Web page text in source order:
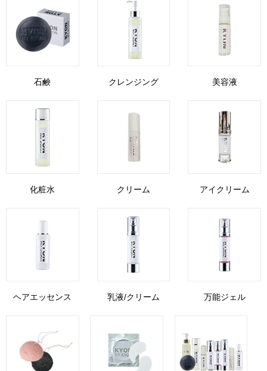
石鹸 クレンジング 美容液
化粧水 クリーム アイクリーム
ヘアエッセンス 乳液/クリーム 万能ジェル